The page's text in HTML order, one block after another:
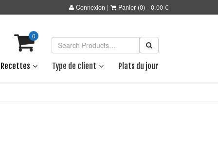
Connexion | Panier (0) - 0,00 €
0
Recettes Type de client Plats du jour